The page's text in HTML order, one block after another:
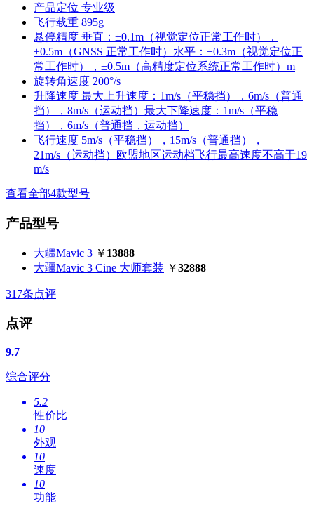
产品定位 专业级
飞行载重 895g
悬停精度 垂直：±0.1m（视觉定位正常工作时），
±0.5m（GNSS 正常工作时）水平：±0.3m（视觉定位正
常工作时），±0.5m（高精度定位系统正常工作时）m
旋转角速度 200°/s
升降速度 最大上升速度：1m/s（平稳挡），6m/s（普通
挡），8m/s（运动挡）最大下降速度：1m/s（平稳
挡），6m/s（普通挡，运动挡）
飞行速度 5m/s（平稳挡），15m/s（普通挡），
21m/s（运动挡）欧盟地区运动档飞行最高速度不高于19
m/s
查看全部4款型号
产品型号
大疆Mavic 3 ￥ 13888
大疆Mavic 3 Cine 大师套装 ￥32888
317条点评
点评
9.7
综合评分
5.2
性价比
10
外观
10
速度
10
功能